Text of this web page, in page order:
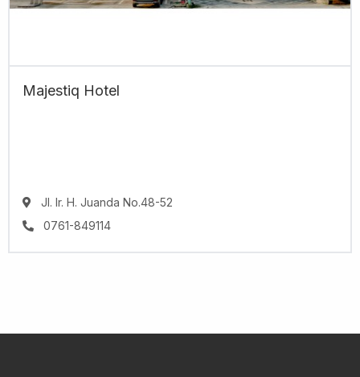
Majestiq Hotel
Jl. Ir. H. Juanda No.48-52
0761-849114